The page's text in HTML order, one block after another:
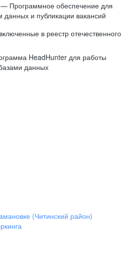
Программное обеспечение для
данных и публикации вакансий
в реестр отечественного
HeadHunter для работы
данных
(Читинский район)